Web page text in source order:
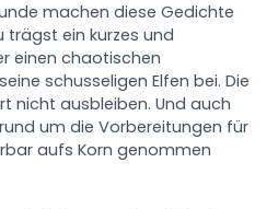
machen diese Gedichte
trägst ein kurzes und
einen chaotischen
schusseligen Elfen bei. Die
nicht ausbleiben. Und auch
um die Vorbereitungen für
aufs Korn genommen